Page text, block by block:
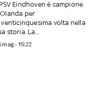
Eindhoven è campione
per
venticinquesima volta nella
storia. La...
mag - 15:22